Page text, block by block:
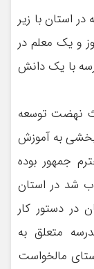
داد:حدود ۱۳۰ مدرسه در استان با زیر
آموز و یک معلم در
هستند و در چهاردانگه ۴ مدرسه با یک دانش
نهضت توسعه
به آموزش
جمهور بوده
که مصوب شد در استان
در دستور کار
متعلق به
مالخواست